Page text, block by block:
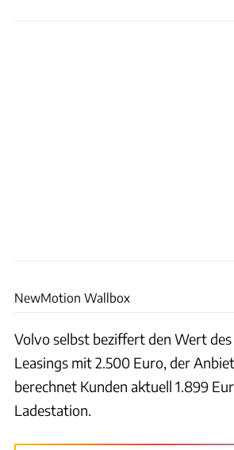
NewMotion Wallbox
Volvo selbst beziffert den Wert
Leasings mit 2.500 Euro, der
berechnet Kunden aktuell 1.899
Ladestation.